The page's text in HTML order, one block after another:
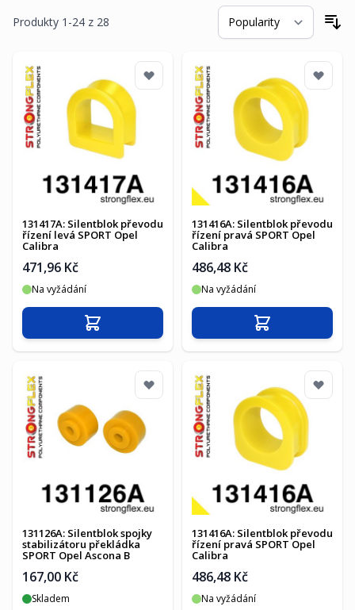
Produkty 1 -24 z 28
131417A: Silentblok převodu
řízení levá SPORT Opel
Calibra
471,96 Kč
Na vyžádání
Přidat do košíku
131416A: Silentblok převodu
řízení pravá SPORT Opel
Calibra
486,48 Kč
Na vyžádání
Přidat do košíku
131126A: Silentblok spojky
stabilizátoru překládka
SPORT Opel Ascona B
167,00 Kč
Skladem
131416A: Silentblok převodu
řízení pravá SPORT Opel
Calibra
486,48 Kč
Na vyžádání